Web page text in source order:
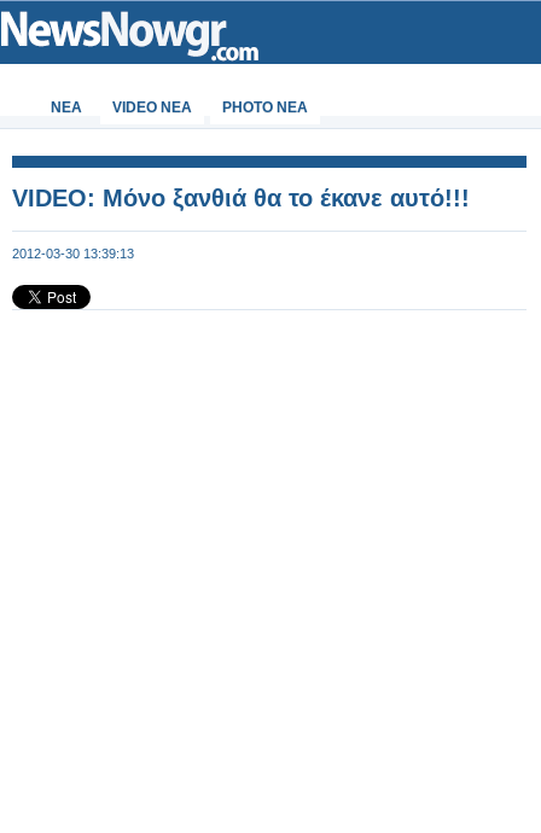
ΝΕΑ VIDEO NEA PHOTO NEA
VIDEO: Μόνο ξανθιά θα το έκανε αυτό!!!
2012-03-30 13:39:13